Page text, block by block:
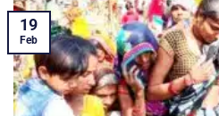
19
Feb